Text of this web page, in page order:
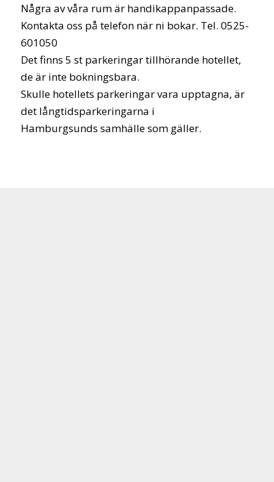
Några av våra rum är handikappanpassade.
Kontakta oss på telefon när ni bokar. Tel. 0525-
601050
Det finns 5 st parkeringar tillhörande hotellet,
de är inte bokningsbara.
Skulle hotellets parkeringar vara upptagna, är
det långtidsparkeringarna i
Hamburgsunds samhälle som gäller.